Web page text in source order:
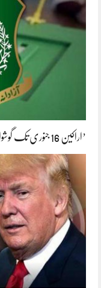
’اراکین 16 جنوری تک گوشوارے جمع کرائیں ورنہ رکنیت معطل‘